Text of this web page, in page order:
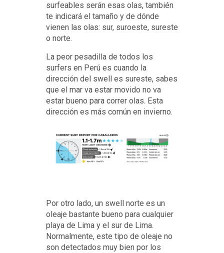
surfeables serán esas olas, también
te indicará el tamaño y de dónde
vienen las olas: sur, suroeste, sureste
o norte.
La peor pesadilla de todos los
surfers en Perú es cuando la
dirección del swell es sureste, sabes
que el mar va estar movido no va
estar bueno para correr olas. Esta
dirección es más común en invierno.
Por otro lado, un swell norte es un
oleaje bastante bueno para cualquier
playa de Lima y el sur de Lima.
Normalmente, este tipo de oleaje no
son detectados muy bien por los